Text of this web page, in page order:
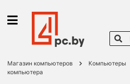
Магазин компьютеров Компьютеры
компьютера